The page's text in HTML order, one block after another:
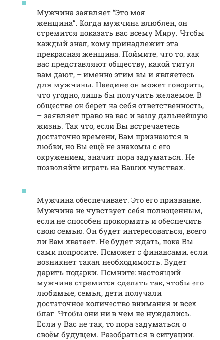
Мужчина заявляет “Это моя
женщина”. Когда мужчина влюблен, он
стремится показать вас всему Миру. Чтобы
каждый знал, кому принадлежит эта
прекрасная женщина. Поймите, что то, как
вас представляют обществу, какой титул
вам дают, – именно этим вы и являетесь
для мужчины. Наедине он может говорить,
что угодно, лишь бы получить желаемое. В
обществе он берет на себя ответственность,
– заявляет право на вас и вашу дальнейшую
жизнь. Так что, если Вы встречаетесь
достаточно времени, Вам признаются в
любви, но Вы ещё не знакомы с его
окружением, значит пора задуматься. Не
позволяйте играть на Ваших чувствах.
Мужчина обеспечивает. Это его призвание.
Мужчина не чувствует себя полноценным,
если не способен прокормить и обеспечить
свою семью. Он будет интересоваться, всего
ли Вам хватает. Не будет ждать, пока Вы
сами попросите. Поможет с финансами, если
возникнет такая необходимость. Будет
дарить подарки. Помните: настоящий
мужчина стремится сделать так, чтобы его
любимые, семья, дети получали
достаточное количество внимания и всех
благ. Чтобы они ни в чем не нуждались.
Если у Вас не так, то пора задуматься о
своём будущем. Разобраться в ситуации.